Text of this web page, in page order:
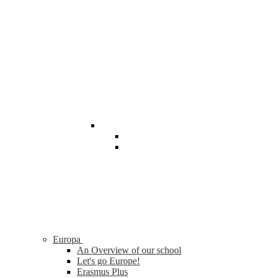
Europa
An Overview of our school
Let's go Europe!
Erasmus Plus